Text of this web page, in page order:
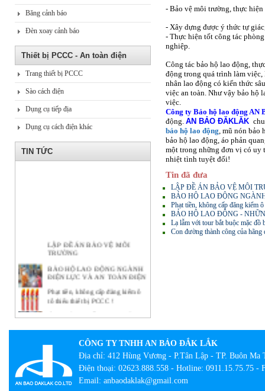
Băng cảnh báo
Đèn xoay cảnh báo
Thiết bị PCCC - An toàn điện
Trang thiết bị PCCC
Sào cách điện
Dụng cụ tiếp địa
Dụng cụ cách điện khác
TIN TỨC
LẬP ĐỀ ÁN BẢO VỆ MÔI
TRƯỜNG
BẢO HỘ LAO ĐỘNG NGÀNH
ĐIỆN LỰC VÀ AN TOÀN ĐIỆN
Phạt tiền, không cấp đăng kiểm ô
tô thiếu thiết bị PCCC !
Ý NGHĨA THIẾT THỰC CỦA
CÔNG TÁC BẢO HỘ LAO
ĐỘNG TẠI DOANH NGHIỆP
BẢO HỘ LAO ĐỘNG -
NHỮNG KHÁI NIỆM CƠ BẢN
CẦN BIẾT
Lạ lẫm với tour bắt buộc mặc đồ
bảo hộ lao động
- Bảo vệ môi trường, thực
- Xây dựng được ý thức tự
- Thực hiện tốt công tác
nghiệp.
Công tác bảo hộ lao động,
động trong quá trình làm
nhân lao động có kiến thức
việc an toàn. Như vậy bảo hộ
việc.
Công ty Bảo hộ lao động
động. AN BẢO ĐĂKLĂK
bảo hộ lao động, mũ nón bảo
bảo hộ lao động, áo phản
một trong những đơn vị có uy
nhiệt tình tuyệt đối!
Tin đã đưa
LẬP ĐỀ ÁN BẢO VỆ MÔI
BẢO HỘ LAO ĐỘNG
Phạt tiền, không cấp đăng kiểm
BẢO HỘ LAO ĐỘNG -
Lạ lẫm với tour bắt buộc mặc đồ
Con đường thành công của
CÔNG TY TNHH AN BẢO ĐẮK LẮK
Địa chỉ: 412 Hùng Vương - P.Tân Lập - TP. Buôn Ma
Điện thoại: 02623.888.558 - Hotline: 0911.15.75.75 -
Email: anbaodaklak@gmail.com